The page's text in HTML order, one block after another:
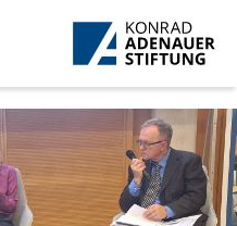
Skip to Main Content